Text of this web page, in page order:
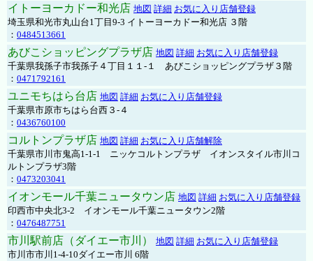
イトーヨーカドー和光店 地図 詳細 お気に入り店舗登録
埼玉県和光市丸山台1丁目9-3 イトーヨーカドー和光店 ３階
： 0484513661
あびこショッピングプラザ店 地図 詳細 お気に入り店舗登録
千葉県我孫子市我孫子４丁目１１-１ あびこショッピングプラザ３階
： 0471792161
ユニモちはら台店 地図 詳細 お気に入り店舗登録
千葉県市原市ちはら台西３-４
： 0436760100
コルトンプラザ店 地図 詳細 お気に入り店舗解除
千葉県市川市鬼高1-1-1 ニッケコルトンプラザ イオンスタイル市川コ
ルトンプラザ3階
： 0473203041
イオンモール千葉ニュータウン店 地図 詳細 お気に入り店舗登録
印西市中央北3-2 イオンモール千葉ニュータウン2階
： 0476487751
市川駅前店（ダイエー市川） 地図 詳細 お気に入り店舗登録
市川市市川1-4-10ダイエー市川 6階